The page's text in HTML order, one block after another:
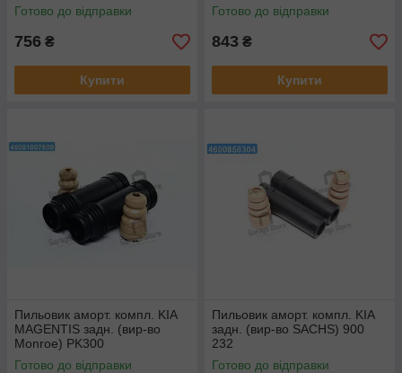
Готово до відправки
756 ₴
Купити
Готово до відправки
843 ₴
Купити
Пильовик аморт. компл. KIA
MAGENTIS задн. (вир-во
Monroe) PK300
Готово до відправки
Пильовик аморт. компл. KIA
задн. (вир-во SACHS) 900
232
Готово до відправки